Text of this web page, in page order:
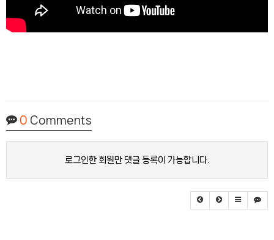
0 Comments
로그인한 회원만 댓글 등록이 가능합니다.